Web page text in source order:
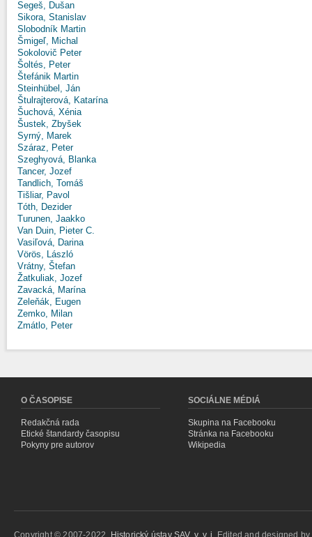
Segeš, Dušan
Sikora, Stanislav
Slobodník Martin
Šmigeľ, Michal
Sokolovič Peter
Šoltés, Peter
Štefánik Martin
Steinhübel, Ján
Štulrajterová, Katarína
Šuchová, Xénia
Šustek, Zbyšek
Syrný, Marek
Száraz, Peter
Szeghyová, Blanka
Tancer, Jozef
Tandlich, Tomáš
Tišliar, Pavol
Tóth, Dezider
Turunen, Jaakko
Van Duin, Pieter C.
Vasiľová, Darina
Vörös, László
Vrátny, Štefan
Žatkuliak, Jozef
Zavacká, Marína
Zeleňák, Eugen
Zemko, Milan
Zmátlo, Peter
O ČASOPISE
Redakčná rada
Etické štandardy časopisu
Pokyny pre autorov
SOCIÁLNE MÉDIÁ
Skupina na Facebooku
Stránka na Facebooku
Wikipedia